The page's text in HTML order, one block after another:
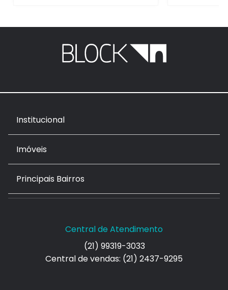
Institucional
Imóveis
Principais Bairros
Central de Atendimento
(21) 99319-3033
Central de vendas: (21) 2437-9295